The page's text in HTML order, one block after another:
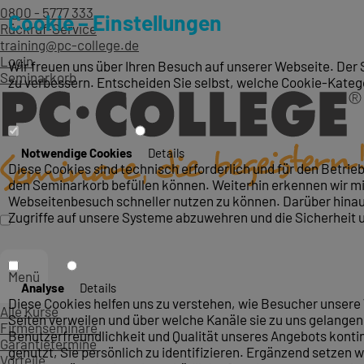
0800 - 5777 333
Rückruf-Service
training@pc-college.de
Login
Seminarkorb
Menü
Alle Kurse
Firmenseminare
Garantietermine
Vorteile
Cookie – Einstellungen
Wir freuen uns über Ihren Besuch auf unserer Webseite.
zu verbessern. Entscheiden Sie selbst, welche Cookie-
Notwendige Cookies Details
Diese Cookies sind technisch erforderlich und für den
den Seminarkorb befüllen können. Weiterhin erkennen wir
Webseitenbesuch schneller nutzen zu können. Darüber
Zugriffe auf unsere Systeme abzuwehren und die Sicherheit
Analyse Details
Diese Cookies helfen uns zu verstehen, wie Besucher
Seiten verweilen und über welche Kanäle sie zu uns
Benutzerfreundlichkeit und Qualität unseres Angebots
genutzt, Sie persönlich zu identifizieren. Ergänzend